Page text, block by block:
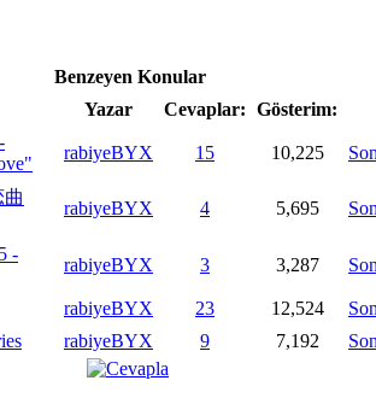
Benzeyen Konular
Yazar Cevaplar: Gösterim:
rabiyeBYX 15 10,225
曲
rabiyeBYX 4 5,695
-
rabiyeBYX 3 3,287
rabiyeBYX 23 12,524
rabiyeBYX 9 7,192